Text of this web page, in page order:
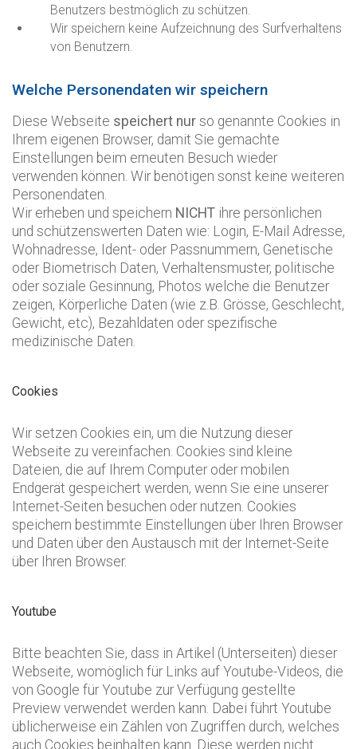
Benutzers bestmöglich zu schützen.
Wir speichern keine Aufzeichnung des Surfverhaltens
von Benutzern.
Welche Personendaten wir speichern
Diese Webseite speichert nur so genannte Cookies in
Ihrem eigenen Browser, damit Sie gemachte
Einstellungen beim erneuten Besuch wieder
verwenden können. Wir benötigen sonst keine weiteren
Personendaten.
Wir erheben und speichern NICHT ihre persönlichen
und schützenswerten Daten wie: Login, E-Mail Adresse,
Wohnadresse, Ident- oder Passnummern, Genetische
oder Biometrisch Daten, Verhaltensmuster, politische
oder soziale Gesinnung, Photos welche die Benutzer
zeigen, Körperliche Daten (wie z.B. Grösse, Geschlecht,
Gewicht, etc), Bezahldaten oder spezifische
medizinische Daten.
Cookies
Wir setzen Cookies ein, um die Nutzung dieser
Webseite zu vereinfachen. Cookies sind kleine
Dateien, die auf Ihrem Computer oder mobilen
Endgerät gespeichert werden, wenn Sie eine unserer
Internet-Seiten besuchen oder nutzen. Cookies
speichern bestimmte Einstellungen über Ihren Browser
und Daten über den Austausch mit der Internet-Seite
über Ihren Browser.
Youtube
Bitte beachten Sie, dass in Artikel (Unterseiten) dieser
Webseite, womöglich für Links auf Youtube-Videos, die
von Google für Youtube zur Verfügung gestellte
Preview verwendet werden kann. Dabei führt Youtube
üblicherweise ein Zählen von Zugriffen durch, welches
auch Cookies beinhalten kann. Diese werden nicht